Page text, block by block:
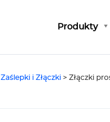
Produkty
Zaślepki i Złączki > Złączki